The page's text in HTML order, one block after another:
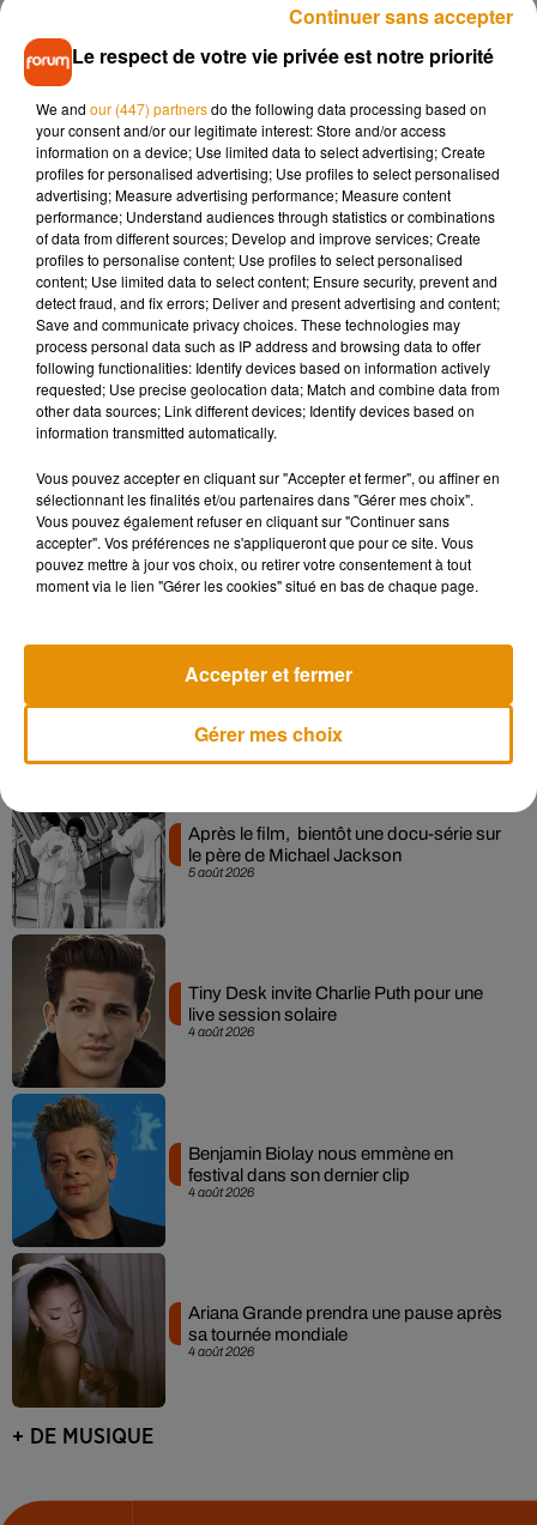
C’est aussila fin des titres-restaurants 2023
dématérialisés
Dernière petite mauvaise pour notre portefeuille si vous
fumez :le prix des cigarettes qui continue encore et
toujours d’augmenter. Une hausse de 50 à 75 centimes
selon les paquets. Pour le détail, vous pouvez vous rendez
sur le site Internet des douanes.
Musique
6 août 2026
Pomme emprunte le décor de l’émission
« Loups Garous » pour son...
6 août 2026
La version réécrite de « Beautiful Day »
5 août 2026
Après le film, bientôt une docu-série sur
le père de Michael Jackson
4 août 2026
Tiny Desk invite Charlie Puth pour une
live session solaire
4 août 2026
Benjamin Biolay nous emmène en
festival dans son dernier clip
4 août 2026
Ariana Grande prendra une pause après
sa tournée mondiale
+ DE MUSIQUE
Le respect de votre vie privée est notre priorité
We and our (447) partnersdo the following data processing based on
your consent and/or our legitimate interest: Store and/or access
information on a device; Use limited data to select advertising; Create
profiles for personalised advertising; Use profiles to select personalised
advertising; Measure advertising performance; Measure content
performance; Understand audiences through statistics or combinations
of data from different sources; Develop and improve services; Create
profiles to personalise content; Use profiles to select personalised
content; Use limited data to select content; Ensure security, prevent and
detect fraud, and fix errors; Deliver and present advertising and content;
Save and communicate privacy choices. These technologies may
process personal data such as IP address and browsing data to offer
following functionalities: Identify devices based on information actively
requested; Use precise geolocation data; Match and combine data from
other data sources; Link different devices; Identify devices based on
information transmitted automatically.
Vous pouvez accepter en cliquant sur "Accepter et fermer", ou affiner en
sélectionnant les finalités et/ou partenaires dans "Gérer mes choix".
Vous pouvez également refuser en cliquant sur "Continuer sans
accepter". Vos préférences ne s'appliqueront que pour ce site. Vous
pouvez mettre à jour vos choix, ou retirer votre consentement à tout
moment via le lien "Gérer les cookies" situé en bas de chaque page.
Gérer mes choix
Accepter et fermer
Continuer sans accepter